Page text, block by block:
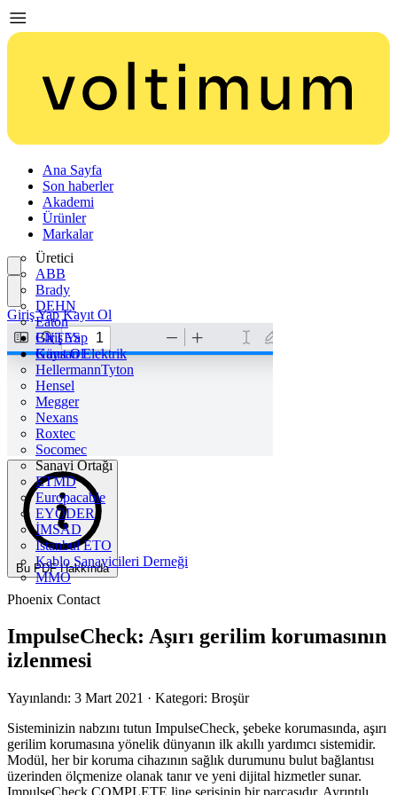
Ana Sayfa
Son haberler
Akademi
Ürünler
Markalar
Üretici
ABB
Brady
DEHN
Eaton
ENTES
Günsan Elektrik
HellermannTyton
Hensel
Megger
Nexans
Roxtec
Socomec
Sanayi Ortağı
ETMD
Europacable
EYODER
İMSAD
Istanbul ETO
Kablo Sanayicileri Derneği
MMO
Giriş Yap
Kayıt Ol
Giriş Yap Kayıt Ol
Bu PDF Hakkında
Phoenix Contact
ImpulseCheck: Aşırı gerilim korumasının
izlenmesi
Yayınlandı: 3 Mart 2021 · Kategori: Broşür
Sisteminizin nabzını tutun ImpulseCheck, şebeke korumasında, aşırı
gerilim korumasına yönelik dünyanın ilk akıllı yardımcı sistemidir.
Modül, her bir koruma cihazının sağlık durumunu bulut bağlantısı
üzerinden ölçmenize olanak tanır ve yeni dijital hizmetler sunar.